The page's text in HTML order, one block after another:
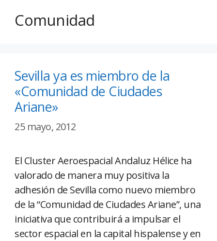
Comunidad
Sevilla ya es miembro de la
«Comunidad de Ciudades
Ariane»
25 mayo, 2012
El ClusterAeroespacial Andaluz Hélice ha
valorado de manera muy positiva la
adhesión de Sevilla como nuevo miembro
de la “Comunidad de Ciudades Ariane”, una
iniciativa que contribuirá a impulsar el
sector espacial en la capital hispalense y en